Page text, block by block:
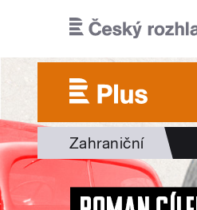
Zahraniční